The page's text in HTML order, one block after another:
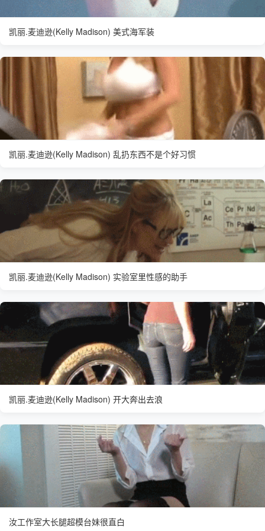
凯丽.麦迪逊(Kelly Madison) 美式海军装
凯丽.麦迪逊(Kelly Madison) 乱扔东西不是个好习惯
凯丽.麦迪逊(Kelly Madison) 实验室里性感的助手
凯丽.麦迪逊(Kelly Madison) 开大奔出去浪
汝工作室大长腿超模台妹很直白